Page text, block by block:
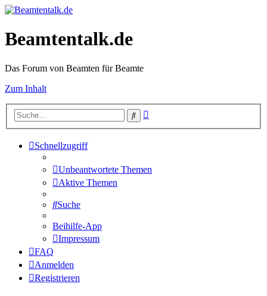
Beamtentalk.de
Das Forum von Beamten für Beamte
Zum Inhalt
Suche
Schnellzugriff
Unbeantwortete Themen
Aktive Themen
Suche
Beihilfe-App
Impressum
FAQ
Anmelden
Registrieren